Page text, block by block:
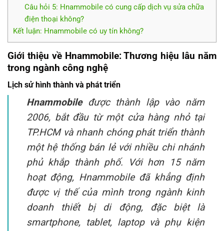
Câu hỏi 5: Hnammobile có cung cấp dịch vụ sửa chữa
điện thoại không?
Kết luận: Hnammobile có uy tín không?
Giới thiệu về Hnammobile: Thương hiệu lâu năm
trong ngành công nghệ
Lịch sử hình thành và phát triển
Hnammobile được thành lập vào năm
2006, bắt đầu từ một cửa hàng nhỏ tại
TP.HCM và nhanh chóng phát triển thành
một hệ thống bán lẻ với nhiều chi nhánh
phủ khắp thành phố. Với hơn 15 năm
hoạt động, Hnammobile đã khẳng định
được vị thế của mình trong ngành kinh
doanh thiết bị di động, đặc biệt là
smartphone, tablet, laptop và phụ kiện